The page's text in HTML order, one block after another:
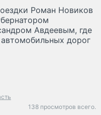
Роман Новиков
Авдеевым, где
дорог
138 просмотров всего.